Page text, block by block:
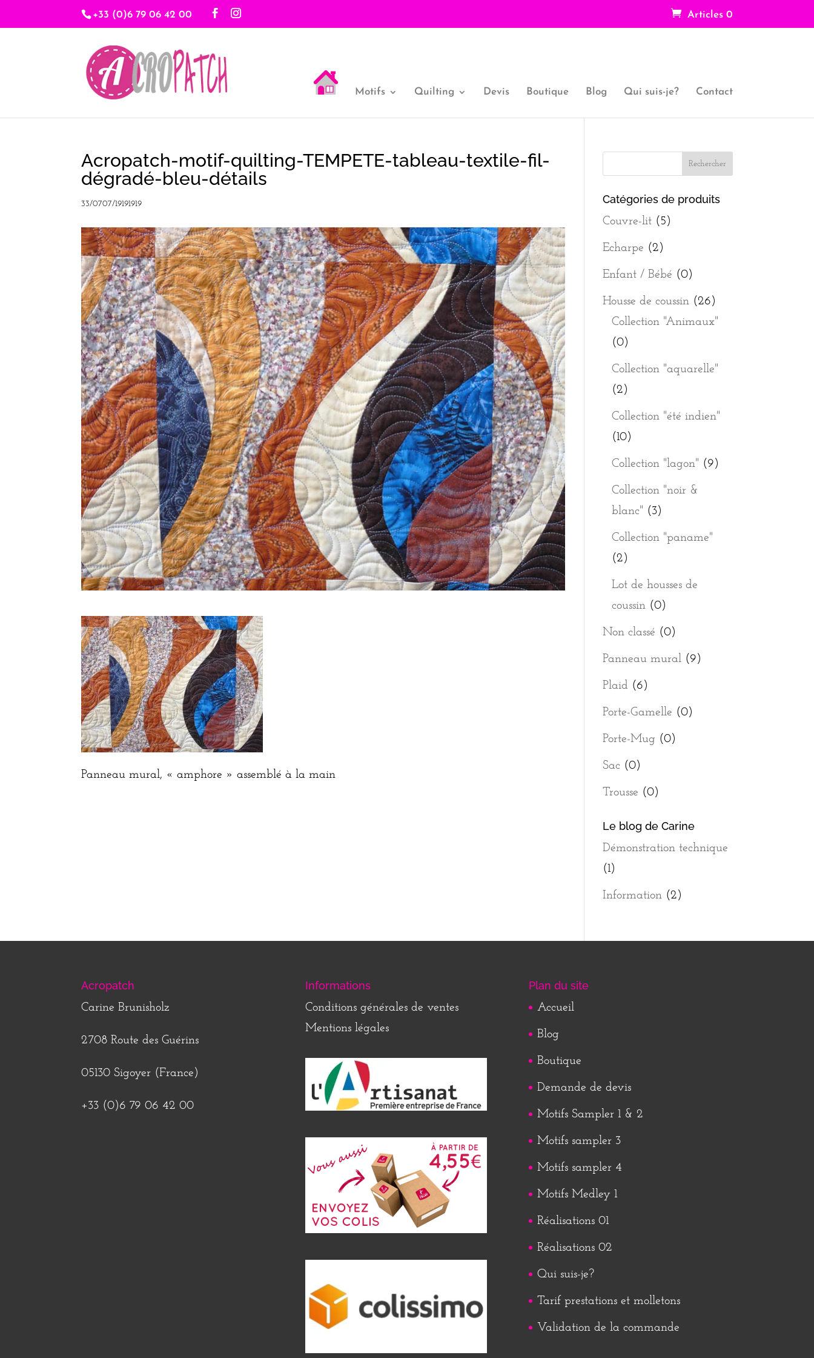
+33 (0)6 79 06 42 00 Articles 0
Motifs Quilting Devis Boutique Blog Qui suis-je? Contact
Acropatch-motif-quilting-TEMPETE-tableau-textile-fil-
dégradé-bleu-détails
33/0707/19191919
Panneau mural, « amphore » assemblé à la main
Catégories de produits
Couvre-lit (5)
Echarpe (2)
Enfant / Bébé (0)
Housse de coussin (26)
Collection "Animaux"
(0)
Collection "aquarelle"
(2)
Collection "été indien"
(10)
Collection "lagon" (9)
Collection "noir &
blanc" (3)
Collection "paname"
(2)
Lot de housses de
coussin (0)
Non classé (0)
Panneau mural (9)
Plaid (6)
Porte-Gamelle (0)
Porte-Mug (0)
Sac (0)
Trousse (0)
Le blog de Carine
Démonstration technique
(1)
Information(2)
Acropatch
Carine Brunisholz
2708 Route des Guérins
05130 Sigoyer (France)
+33 (0)6 79 06 42 00
Informations
Conditions générales de ventes
Mentions légales
Plan du site
Accueil
Blog
Boutique
Demande de devis
Motifs Sampler 1 & 2
Motifs sampler 3
Motifs sampler 4
Motifs Medley 1
Réalisations 01
Réalisations 02
Qui suis-je?
Tarif prestations et molletons
Validation de la commande